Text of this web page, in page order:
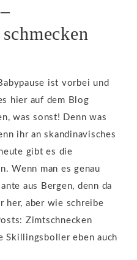
ist vorbei und
hier auf dem Blog
was sonst! Denn was
ihr an skandinavisches
gibt es die
Wenn man es genau
aus Bergen, denn da
her, aber wie schreibe
Zimtschnecken
Skillingsboller eben auch